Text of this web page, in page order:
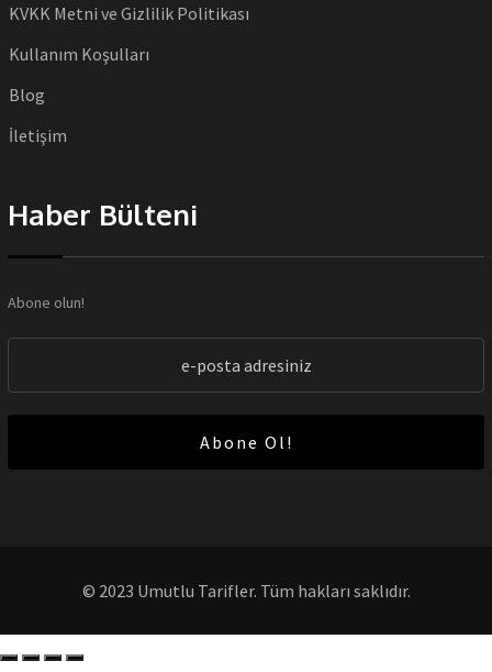
KVKK Metni ve Gizlilik Politikası
Kullanım Koşulları
Blog
İletişim
Haber Bülteni
Abone olun!
Abone Ol!
© 2023 Umutlu Tarifler. Tüm hakları saklıdır.